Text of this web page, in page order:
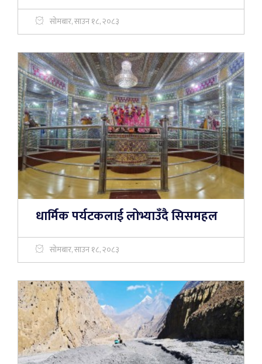
सोमबार, साउन १८, २०८३
धार्मिक पर्यटकलाई लोभ्याउँदै सिसमहल
सोमबार, साउन १८, २०८३